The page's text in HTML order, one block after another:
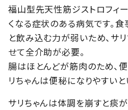
福山型先天性筋ジストロフィ
くなる症状のある病気です。
と飲み込む力が弱いため、サ
せて全介助が必要。
腸はほとんどが筋肉のため、
リちゃんは便秘になりやすいと
サリちゃんは体調を崩すと痰